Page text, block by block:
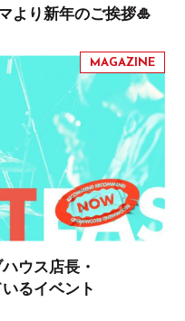
より新年のご挨拶🎍
ウス店長・
るイベント